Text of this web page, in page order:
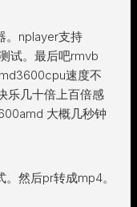
。nplayer支持
试。最后吧rmvb
速度不
乐几十倍上百倍感
大概几秒钟
然后pr转成mp4。